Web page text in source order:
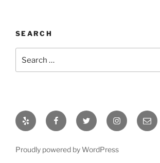
SEARCH
Yelp FacebookTwitter InstagramEmail
Proudly powered by WordPress